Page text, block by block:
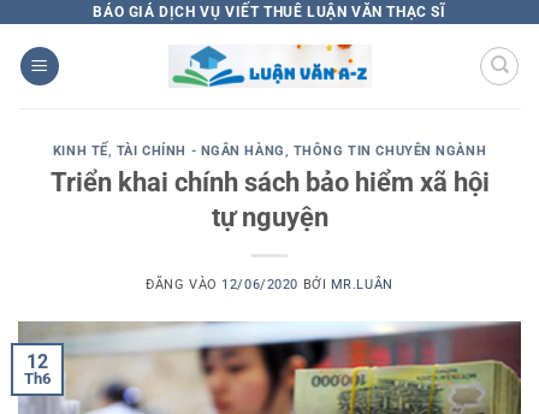
qua
nội
BÁO GIÁ DỊCH VỤ VIẾT THUÊ LUẬN VĂN THẠC SĨ
KINH TẾ, TÀI CHÍNH - NGÂN HÀNG, THÔNG TIN CHUYÊN NGÀNH
Triển khai chính sách bảo hiểm xã hội
tự nguyện
ĐĂNG VÀO 12/06/2020 BỞI MR.LUÂN
12
Th6